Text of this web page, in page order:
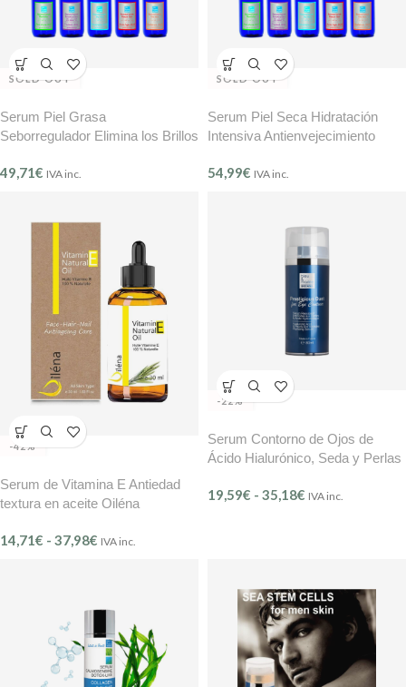
SOLD OUT
Serum Piel Grasa
Seborregulador Elimina los Brillos
49,71€ IVA inc.
SOLD OUT
Serum Piel Seca Hidratación
Intensiva Antienvejecimiento
54,99€ IVA inc.
-42%
Serum de Vitamina E Antiedad
textura en aceite Oiléna
14,71€ - 37,98€ IVA inc.
-22%
Serum Contorno de Ojos de
Ácido Hialurónico, Seda y Perlas
19,59€ - 35,18€ IVA inc.